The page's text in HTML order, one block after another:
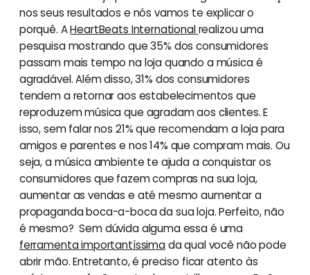
nos seus resultados e nós vamos te explicar o
porquê. AHeartBeats Internationalrealizou uma
pesquisa mostrando que 35% dos consumidores
passam mais tempo na loja quando a música é
agradável. Além disso, 31% dos consumidores
tendem a retornar aos estabelecimentos que
reproduzem música que agradam aos clientes. E
isso, sem falar nos 21% que recomendam a loja para
amigos e parentes e nos 14% que compram mais. Ou
seja, a música ambiente te ajuda a conquistar os
consumidores que fazem compras na sua loja,
aumentar as vendas e até mesmo aumentar a
propaganda boca-a-boca da sua loja. Perfeito, não
é mesmo? Sem dúvida alguma essa é uma
ferramenta importantíssimada qual você não pode
abrir mão. Entretanto, é preciso ficar atento às